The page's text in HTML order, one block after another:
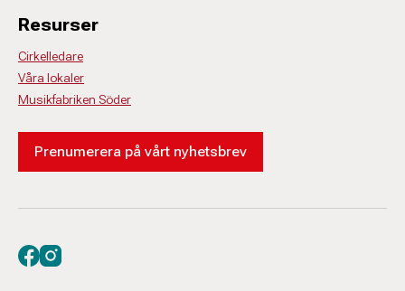
Resurser
Cirkelledare
Våra lokaler
Musikfabriken Söder
Prenumerera på vårt nyhetsbrev
Besök oss på facebook
Besök oss på instagram